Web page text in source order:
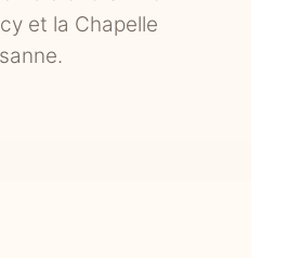
et la Chapelle